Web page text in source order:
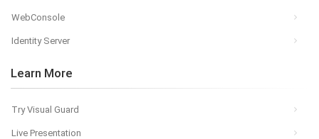
WebConsole
Identity Server
Learn More
Try Visual Guard
Live Presentation